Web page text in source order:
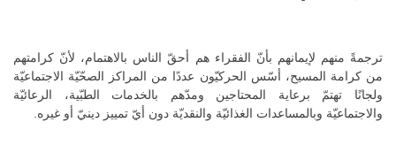
ترجمةً منهم لإيمانهم بأنّ الفقراء هم أحقّ الناس بالاهتمام، لأنّ كرامتهم
من كرامة المسيح، أسّس الحركيّون عددًا من المراكز الصحّيّة الاجتماعيّة
ولجانًا تهتمّ برعاية المحتاجين ومدّهم بالخدمات الطبّية، الرعائيّة
والاجتماعيّة وبالمساعدات الغذائيّة والنقديّة دون أيّ تمييز دينيّ أو غيره.